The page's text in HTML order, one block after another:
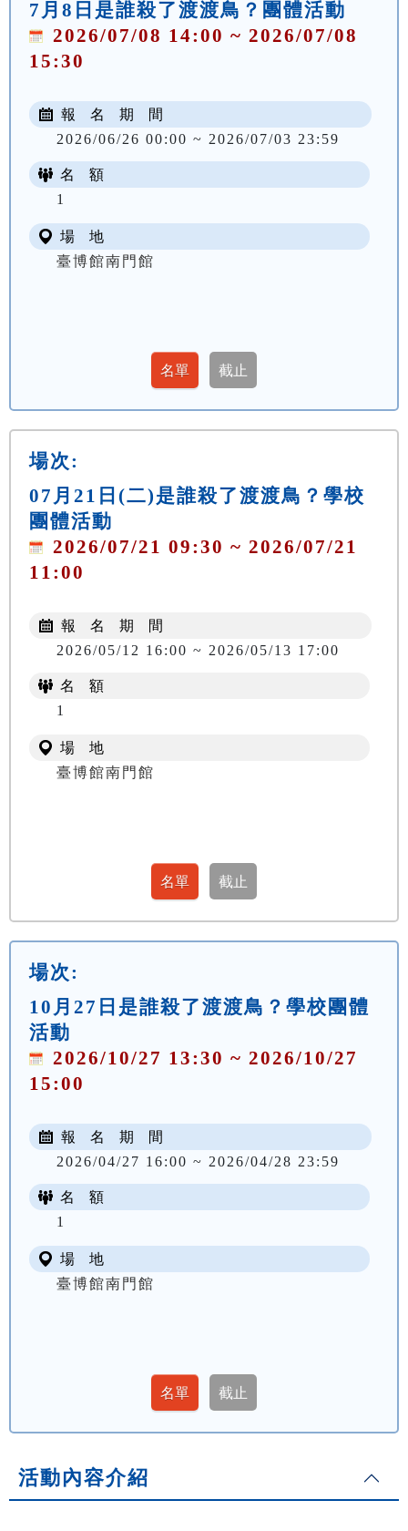
7月8日是誰殺了渡渡鳥？團體活動
2026/07/08 14:00 ~ 2026/07/08
15:30
報 名 期 間
2026/06/26 00:00 ~ 2026/07/03 23:59
名 額
1
場 地
臺博館南門館
場次:
07月21日(二)是誰殺了渡渡鳥？學校
團體活動
2026/07/21 09:30 ~ 2026/07/21
11:00
報 名 期 間
2026/05/12 16:00 ~ 2026/05/13 17:00
名 額
1
場 地
臺博館南門館
場次:
10月27日是誰殺了渡渡鳥？學校團體
活動
2026/10/27 13:30 ~ 2026/10/27
15:00
報 名 期 間
2026/04/27 16:00 ~ 2026/04/28 23:59
名 額
1
場 地
臺博館南門館
活動內容介紹